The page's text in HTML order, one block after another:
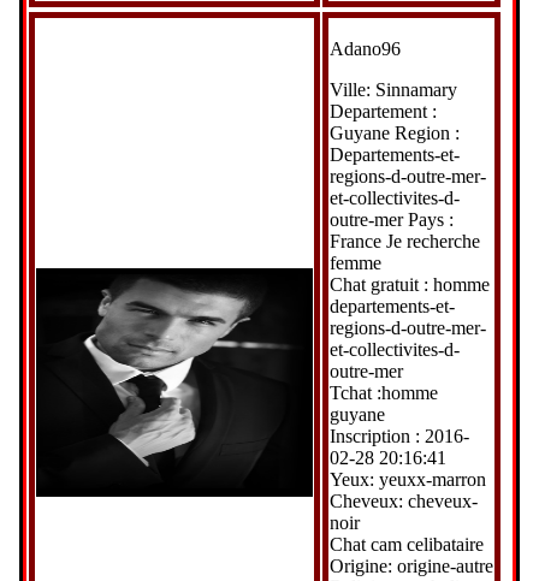
Adano96
Ville: Sinnamary
Departement :
Guyane Region :
Departements-et-
regions-d-outre-mer-
et-collectivites-d-
outre-mer Pays :
France Je recherche
femme
Chat gratuit : homme
departements-et-
regions-d-outre-mer-
et-collectivites-d-
outre-mer
Tchat :homme
guyane
Inscription : 2016-
02-28 20:16:41
Yeux: yeuxx-marron
Cheveux: cheveux-
noir
Chat cam celibataire
Origine: origine-autre